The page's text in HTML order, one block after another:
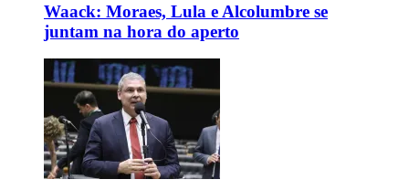
Waack: Moraes, Lula e Alcolumbre se
juntam na hora do aperto